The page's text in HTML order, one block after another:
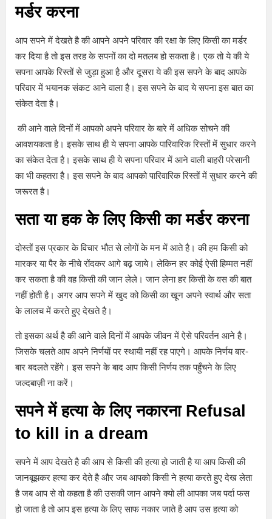
मर्डर करना
आप सपने में देखते है की आपने अपने परिवार की रक्षा के लिए किसी का मर्डर
कर दिया है तो इस तरह के सपनों का दो मतलब हो सकता है। एक तो ये की ये
सपना आपके रिस्तों से जुड़ा हुआ है और दूसरा ये की इस सपने के बाद आपके
परिवार में भयानक संकट आने वाला है। इस सपने के बाद ये सपना इस बात का
संकेत देता है।
की आने वाले दिनों में आपको अपने परिवार के बारे में अधिक सोचने की
आवशयकता है। इसके साथ ही ये सपना आपके पारिवारिक रिस्तों में सुधार करने
का संकेत देता है। इसके साथ ही ये सपना परिवार में आने वाली बाहरी परेसानी
का भी कहतरा है। इस सपने के बाद आपको पारिवारिक रिस्तों में सुधार करने की
जरूरत है।
सता या हक के लिए किसी का मर्डर करना
दोस्तों इस प्रकार के विचार भौत से लोगों के मन में आते है। की हम किसी को
मारकर या पैर के नीचे रोंदकर आगे बढ़ जाये। लेकिन हर कोई ऐसी हिम्मत नहीं
कर सकता है की वह किसी की जान लेले। जान लेना हर किसी के वस की बात
नहीं होती है। अगर आप सपने में खुद को किसी का खून अपने स्वार्थ और सता
के लालच में करते हुए देखते है।
तो इसका अर्थ है की आने वाले दिनों में आपके जीवन में ऐसे परिवर्तन आने है।
जिसके चलते आप अपने निर्णयों पर स्थायी नहीं रह पाएगे। आपके निर्णय बार-
बार बदलते रहेंगे। इस सपने के बाद आप किसी निर्णय तक पहुँचने के लिए
जल्दबाज़ी ना करें।
सपने में हत्या के लिए नकारना Refusal
to kill in a dream
सपने में आप देखते है की आप से किसी की हत्या हो जाती है या आप किसी की
जानबूझकर हत्या कर देते है और जब आपको किसी ने हत्या करते हुए देख लेता
है जब आप से वो कहता है की उसकी जान आपने क्यो ली आपका जब पर्दा फस
हो जाता है तो आप इस हत्या के लिए साफ नकार जाते है आप उस हत्या को